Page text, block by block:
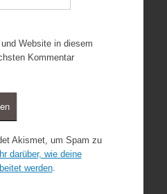
Website in diesem
Kommentar
Akismet, um Spam zu
darüber, wie deine
werden.